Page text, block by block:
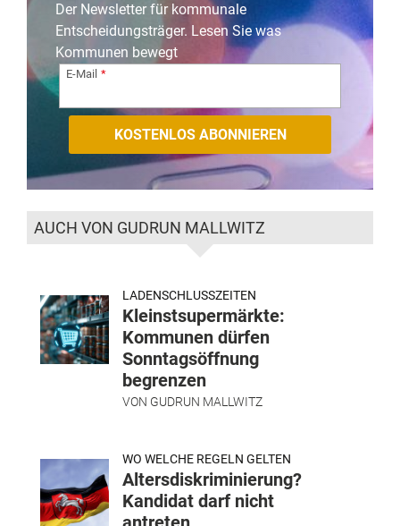
Der Newsletter für kommunale
Entscheidungsträger. Lesen Sie was
Kommunen bewegt
E-Mail
AUCH VON GUDRUN MALLWITZ
LADENSCHLUSSZEITEN
Kleinstsupermärkte:
Kommunen dürfen
Sonntagsöffnung
begrenzen
VON GUDRUN MALLWITZ
WO WELCHE REGELN GELTEN
Altersdiskriminierung?
Kandidat darf nicht